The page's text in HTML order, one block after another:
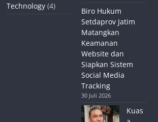
Technology (4)
Biro Hukum
Setdaprov Jatim
Matangkan
Keamanan
Website dan
Siapkan Sistem
Social Media
Tracking
30 Juli 2026
Kuas